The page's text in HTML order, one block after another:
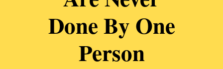
Done By One
Person